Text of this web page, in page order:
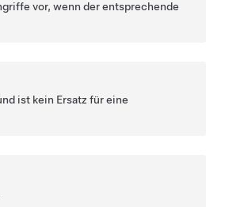
vor, wenn der entsprechende
ist kein Ersatz für eine